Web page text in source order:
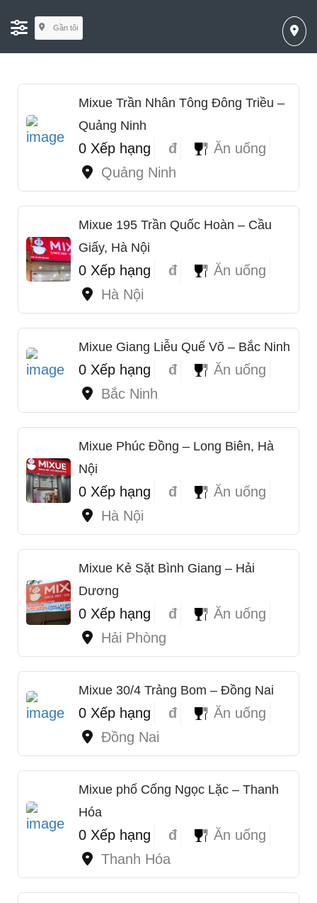
Gần tôi
Mixue Trần Nhân Tông Đông Triều –
Quảng Ninh
0 Xếp hạng đ
Ăn uống
Quảng Ninh
Mixue 195 Trần Quốc Hoàn – Cầu
Giấy, Hà Nội
0 Xếp hạng đ
Ăn uống
Hà Nội
Mixue Giang Liễu Quế Võ – Bắc Ninh
0 Xếp hạng đ
Ăn uống
Bắc Ninh
Mixue Phúc Đồng – Long Biên, Hà
Nội
0 Xếp hạng đ
Ăn uống
Hà Nội
Mixue Kẻ Sặt Bình Giang – Hải
Dương
0 Xếp hạng đ
Ăn uống
Hải Phòng
Mixue 30/4 Trảng Bom – Đồng Nai
0 Xếp hạng đ
Ăn uống
Đồng Nai
Mixue phố Cống Ngọc Lặc – Thanh
Hóa
0 Xếp hạng đ
Ăn uống
Thanh Hóa